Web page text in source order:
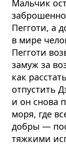
Мальчик
Пегготи, а
в мире
Пегготи
замуж за
как
отпустить
и он снова
моря, где
добры —
тяжкими